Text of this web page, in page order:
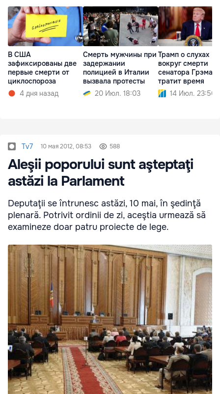
В США
зафиксированы две
первые смерти от
циклоспороза
4 дня назад
Смерть мужчины при
задержании
полицией в Италии
вызвала протесты
20 Июл. 18:03
Трамп о слухах
вокруг смерти
сенатора Грэма:
тратит время
14 Июл. 23:50
Tv7 10 мая 2012, 08:53 588
Aleşii poporului sunt aşteptaţi
astăzi la Parlament
Deputaţii se întrunesc astăzi, 10 mai, în şedinţă
plenară. Potrivit ordinii de zi, aceştia urmează să
examineze doar patru proiecte de lege.